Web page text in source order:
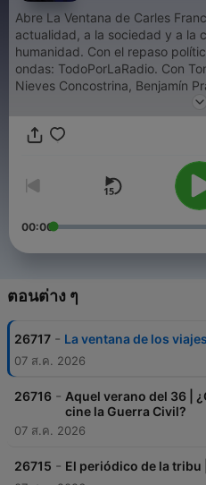
Abre La Ventana de Carles
actualidad, a la sociedad y a la
humanidad. Con el repaso
ondas: TodoPorLaRadio. Con Toni Martínez,
Nieves Concostrina, Benjamín
00:00
ตอนต่าง ๆ
26717 - La ventana de los
07 ส.ค. 2026
26716 - Aquel verano del 36 |
cine la Guerra Civil?
07 ส.ค. 2026
26715 - El periódico de la tribu